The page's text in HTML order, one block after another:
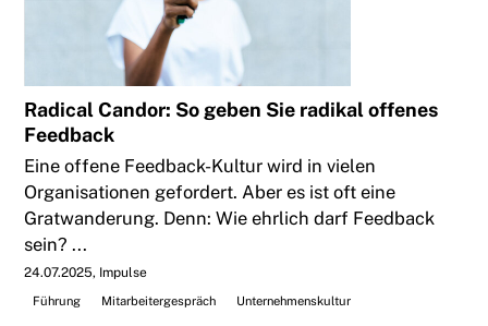
Radical Candor: So geben Sie radikal offenes
Feedback
Eine offene Feedback-Kultur wird in vielen
Organisationen gefordert. Aber es ist oft eine
Gratwanderung. Denn: Wie ehrlich darf Feedback
sein? ...
24.07.2025 Impulse
Führung
Mitarbeitergespräch Unternehmenskultur